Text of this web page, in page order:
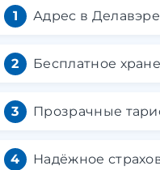
Адрес в
Бесплатное
Прозрачные
Надёжное